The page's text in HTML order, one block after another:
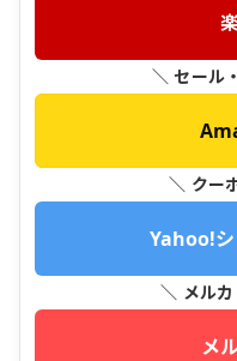
＼ セール
＼ クー
Yahoo!シ
＼ メル
メ